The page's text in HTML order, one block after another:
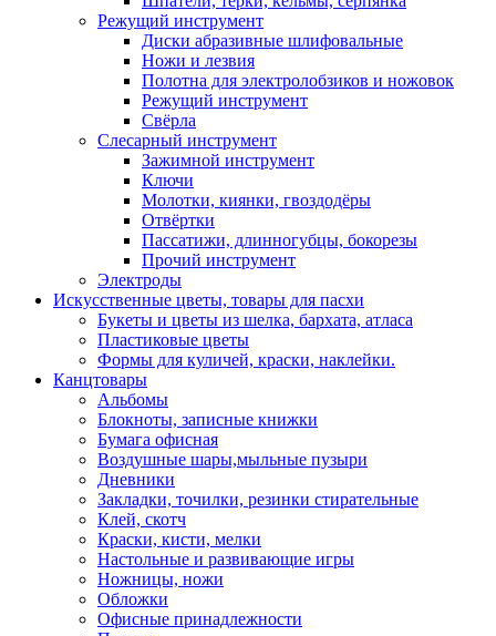
Режущий инструмент
Диски абразивные шлифовальные
Ножи и лезвия
Полотна для электролобзиков и ножовок
Режущий инструмент
Свёрла
Слесарный инструмент
Зажимной инструмент
Ключи
Молотки, киянки, гвоздодёры
Отвёртки
Пассатижи, длинногубцы, бокорезы
Прочий инструмент
Электроды
Искусственные цветы, товары для пасхи
Букеты и цветы из шелка, бархата, атласа
Пластиковые цветы
Формы для куличей, краски, наклейки.
Канцтовары
Альбомы
Блокноты, записные книжки
Бумага офисная
Воздушные шары,мыльные пузыри
Дневники
Закладки, точилки, резинки стирательные
Клей, скотч
Краски, кисти, мелки
Настольные и развивающие игры
Ножницы, ножи
Обложки
Офисные принадлежности